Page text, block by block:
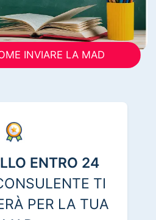
INVIARE LA MAD
ENTRO 24
TI
PER LA TUA